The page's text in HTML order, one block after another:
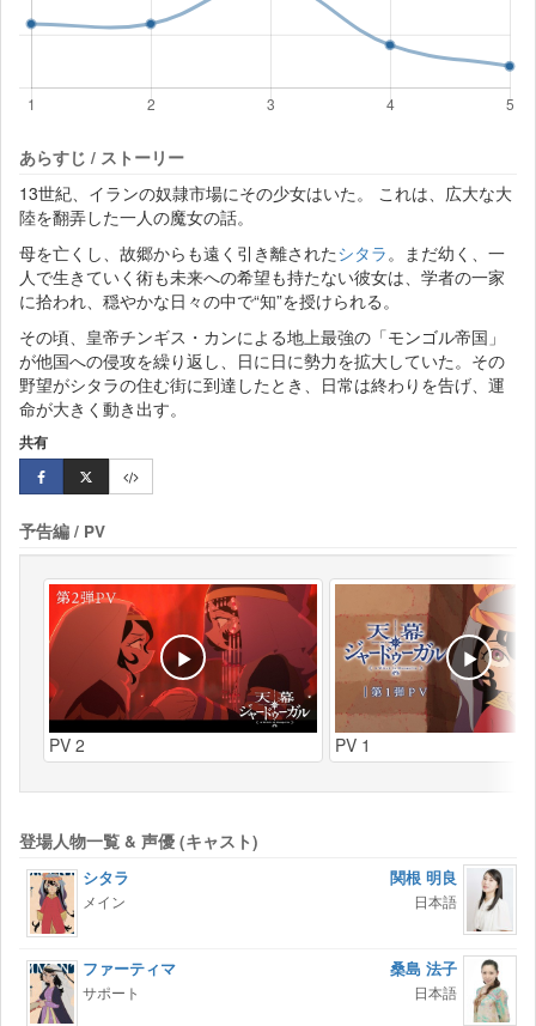
あらすじ / ストーリー
13世紀、イランの奴隷市場にその少女はいた。 これは、広大な大
陸を翻弄した一人の魔女の話。
母を亡くし、故郷からも遠く引き離されたシタラ。まだ幼く、一
人で生きていく術も未来への希望も持たない彼女は、学者の一家
に拾われ、穏やかな日々の中で“知”を授けられる。
その頃、皇帝チンギス・カンによる地上最強の「モンゴル帝国」
が他国への侵攻を繰り返し、日に日に勢力を拡大していた。その
野望がシタラの住む街に到達したとき、日常は終わりを告げ、運
命が大きく動き出す。
共有
予告編 / PV
PV 2 PV 1
登場人物一覧 & 声優 (キャスト)
シタラ
メイン
関根 明良
日本語
ファーティマ
サポート
桑島 法子
日本語